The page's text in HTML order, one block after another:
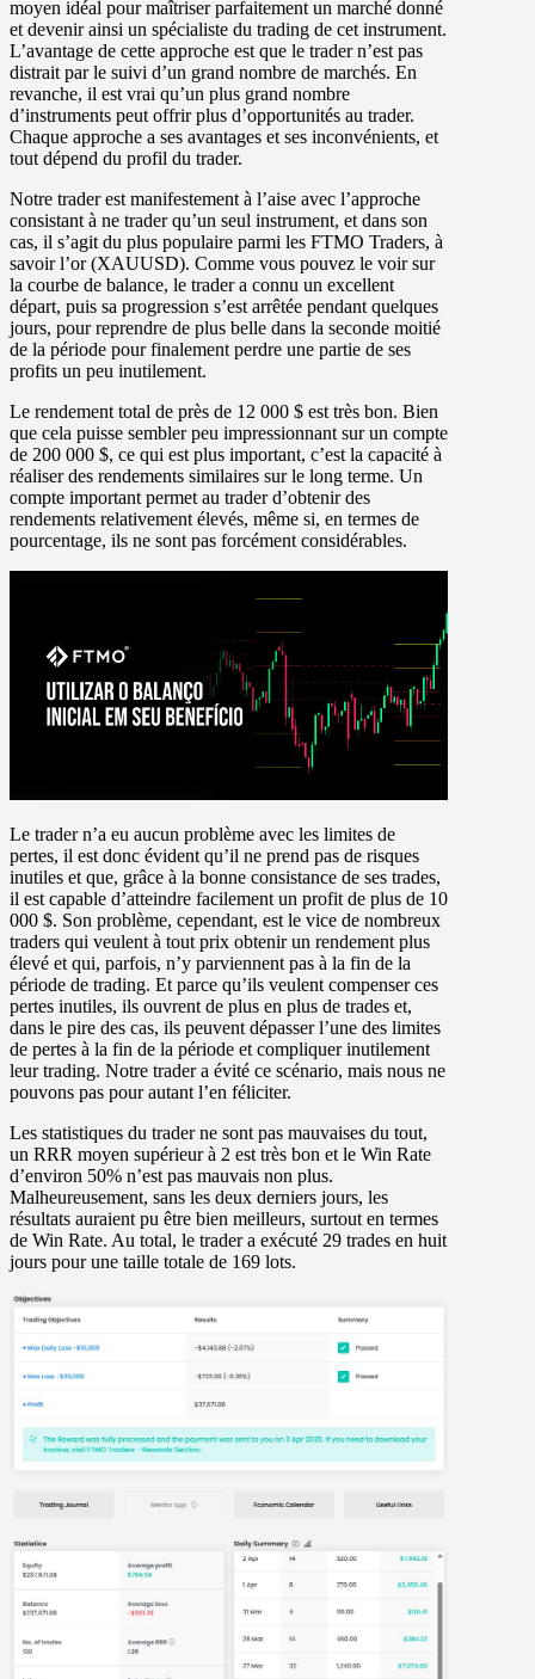
moyen idéal pour maîtriser parfaitement un marché donné
et devenir ainsi un spécialiste du trading de cet instrument.
L’avantage de cette approche est que le trader n’est pas
distrait par le suivi d’un grand nombre de marchés. En
revanche, il est vrai qu’un plus grand nombre
d’instruments peut offrir plus d’opportunités au trader.
Chaque approche a ses avantages et ses inconvénients, et
tout dépend du profil du trader.
Notre trader est manifestement à l’aise avec l’approche
consistant à ne trader qu’un seul instrument, et dans son
cas, il s’agit du plus populaire parmi les FTMO Traders, à
savoir l’or (XAUUSD). Comme vous pouvez le voir sur
la courbe de balance, le trader a connu un excellent
départ, puis sa progression s’est arrêtée pendant quelques
jours, pour reprendre de plus belle dans la seconde moitié
de la période pour finalement perdre une partie de ses
profits un peu inutilement.
Le rendement total de près de 12 000 $ est très bon. Bien
que cela puisse sembler peu impressionnant sur un compte
de 200 000 $, ce qui est plus important, c’est la capacité à
réaliser des rendements similaires sur le long terme. Un
compte important permet au trader d’obtenir des
rendements relativement élevés, même si, en termes de
pourcentage, ils ne sont pas forcément considérables.
Le trader n’a eu aucun problème avec les limites de
pertes, il est donc évident qu’il ne prend pas de risques
inutiles et que, grâce à la bonne consistance de ses trades,
il est capable d’atteindre facilement un profit de plus de 10
000 $. Son problème, cependant, est le vice de nombreux
traders qui veulent à tout prix obtenir un rendement plus
élevé et qui, parfois, n’y parviennent pas à la fin de la
période de trading. Et parce qu’ils veulent compenser ces
pertes inutiles, ils ouvrent de plus en plus de trades et,
dans le pire des cas, ils peuvent dépasser l’une des limites
de pertes à la fin de la période et compliquer inutilement
leur trading. Notre trader a évité ce scénario, mais nous ne
pouvons pas pour autant l’en féliciter.
Les statistiques du trader ne sont pas mauvaises du tout,
un RRR moyen supérieur à 2 est très bon et le Win Rate
d’environ 50% n’est pas mauvais non plus.
Malheureusement, sans les deux derniers jours, les
résultats auraient pu être bien meilleurs, surtout en termes
de Win Rate. Au total, le trader a exécuté 29 trades en huit
jours pour une taille totale de 169 lots.